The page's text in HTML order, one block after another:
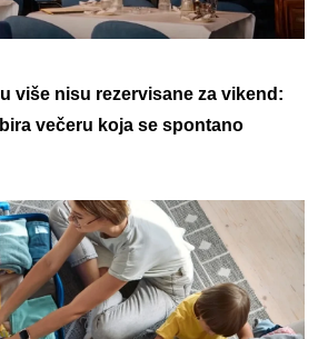
više nisu rezervisane za vikend:
večeru koja se spontano